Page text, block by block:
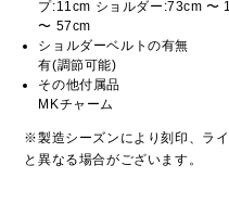
プ:11cm ショルダー:73cm 〜
〜 57cm
ショルダーベルトの有無
有(調節可能)
その他付属品
MKチャーム
※製造シーズンにより刻印、ラ
と異なる場合がございます。